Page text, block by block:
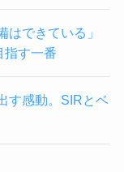
はできている」
指す一番
す感動。SIRとベ